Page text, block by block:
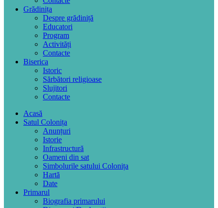
Grădinița
Despre grădiniță
Educatori
Program
Activități
Contacte
Biserica
Istoric
Sărbători religioase
Slujitori
Contacte
Acasă
Satul Colonița
Anunțuri
Istorie
Infrastructură
Oameni din sat
Simbolurile satului Colonița
Hartă
Date
Primarul
Biografia primarului